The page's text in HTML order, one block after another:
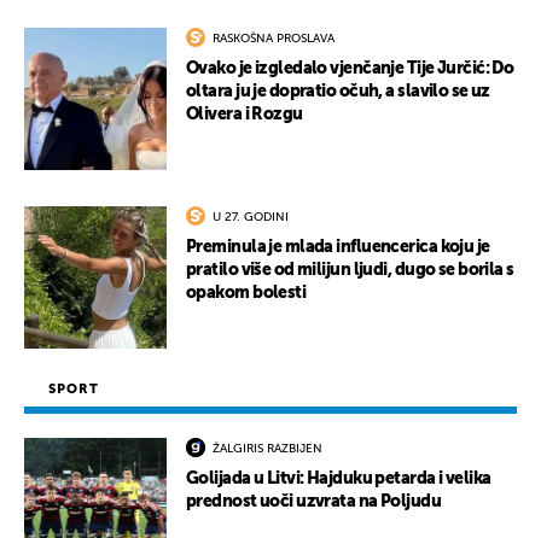
RASKOŠNA PROSLAVA
Ovako je izgledalo vjenčanje Tije Jurčić: Do
oltara ju je dopratio očuh, a slavilo se uz
Olivera i Rozgu
U 27. GODINI
Preminula je mlada influencerica koju je
pratilo više od milijun ljudi, dugo se borila s
opakom bolesti
SPORT
ŽALGIRIS RAZBIJEN
Golijada u Litvi: Hajduku petarda i velika
prednost uoči uzvrata na Poljudu